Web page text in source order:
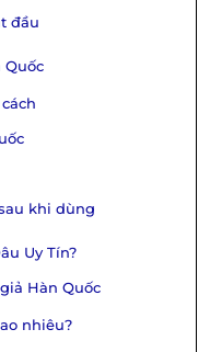
đầu
Quốc
khi dùng
Uy Tín?
Hàn Quốc
nhiêu?